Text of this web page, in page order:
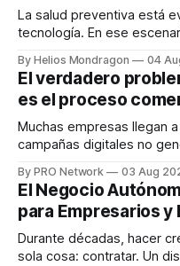
La salud preventiva está
tecnología. En ese
dispositivos inteligentes,
en tiempo real para
decisiones sobre su salud
responder
By Helios Mondragon 04
El verdadero
es el proceso
Muchas empresas llegan
campañas digitales no
INTERIUS, el problema suele
una entrevista para el
marketing digital explicó
By PRO Network 03 Aug
El Negocio
para Empresarios
Durante décadas, hacer
sola cosa: contratar. Un